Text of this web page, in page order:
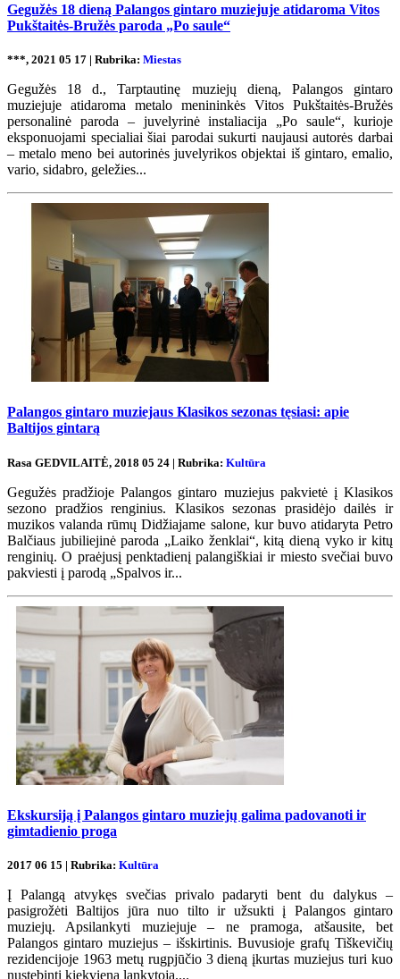
Gegužės 18 dieną Palangos gintaro muziejuje atidaroma Vitos
Pukštaitės-Bružės paroda „Po saule“
***, 2021 05 17 | Rubrika: Miestas
Gegužės 18 d., Tarptautinę muziejų dieną, Palangos gintaro
muziejuje atidaroma metalo menininkės Vitos Pukštaitės-Bružės
personalinė paroda – juvelyrinė instaliacija „Po saule“, kurioje
eksponuojami specialiai šiai parodai sukurti naujausi autorės darbai
– metalo meno bei autorinės juvelyrikos objektai iš gintaro, emalio,
vario, sidabro, geležies...
Palangos gintaro muziejaus Klasikos sezonas tęsiasi: apie
Baltijos gintarą
Rasa GEDVILAITĖ, 2018 05 24 | Rubrika: Kultūra
Gegužės pradžioje Palangos gintaro muziejus pakvietė į Klasikos
sezono pradžios renginius. Klasikos sezonas prasidėjo dailės ir
muzikos valanda rūmų Didžiajame salone, kur buvo atidaryta Petro
Balčiaus jubiliejinė paroda „Laiko ženklai“, kitą dieną vyko ir kitų
renginių. O praėjusį penktadienį palangiškiai ir miesto svečiai buvo
pakviesti į parodą „Spalvos ir...
Ekskursiją į Palangos gintaro muziejų galima padovanoti ir
gimtadienio proga
2017 06 15 | Rubrika: Kultūra
Į Palangą atvykęs svečias privalo padaryti bent du dalykus –
pasigrožėti Baltijos jūra nuo tilto ir užsukti į Palangos gintaro
muziejų. Apsilankyti muziejuje – ne pramoga, atšausite, bet
Palangos gintaro muziejus – išskirtinis. Buvusioje grafų Tiškevičių
rezidencijoje 1963 metų rugpjūčio 3 dieną įkurtas muziejus turi kuo
nustebinti kiekvieną lankytoją....